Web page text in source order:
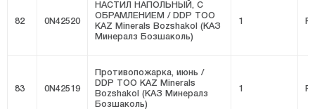
82 0N42520
НАСТИЛ НАПОЛЬНЫЙ, С
ОБРАМЛЕНИЕМ / DDP ТОО
KAZ Minerals Bozshakol (КАЗ
Минералз Бозшаколь)
1
83 0N42519
Противопожарка, июнь /
DDP ТОО KAZ Minerals
Bozshakol (КАЗ Минералз
Бозшаколь)
1